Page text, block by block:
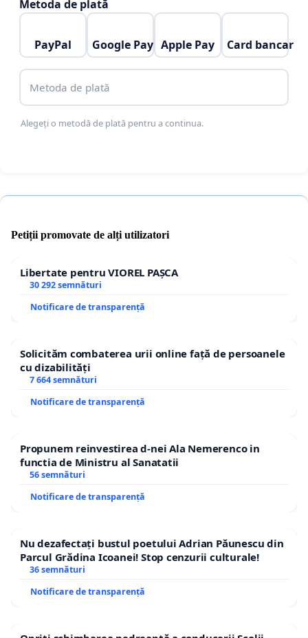
Evaluarea impactului asupra orchestrei Porumbița
activității normale.
Informarea publică a rezultatelor anchetei.
Metoda de plată
PayPal Google Pay Apple Pay Card bancar
Metoda de plată
Alegeți o metodă de plată pentru a continua.
Petiții promovate de alți utilizatori
Libertate pentru VIOREL PAȘCA
30 292 semnături
Notificare de transparență
Solicităm combaterea urii online față de persoanele
cu dizabilități
7 664 semnături
Notificare de transparență
Propunem reinvestirea d-nei Ala Nemerenco in
functia de Ministru al Sanatatii
56 semnături
Notificare de transparență
Nu dezafectați bustul poetului Adrian Păunescu din
Parcul Grădina Icoanei! Stop cenzurii culturale!
36 semnături
Notificare de transparență